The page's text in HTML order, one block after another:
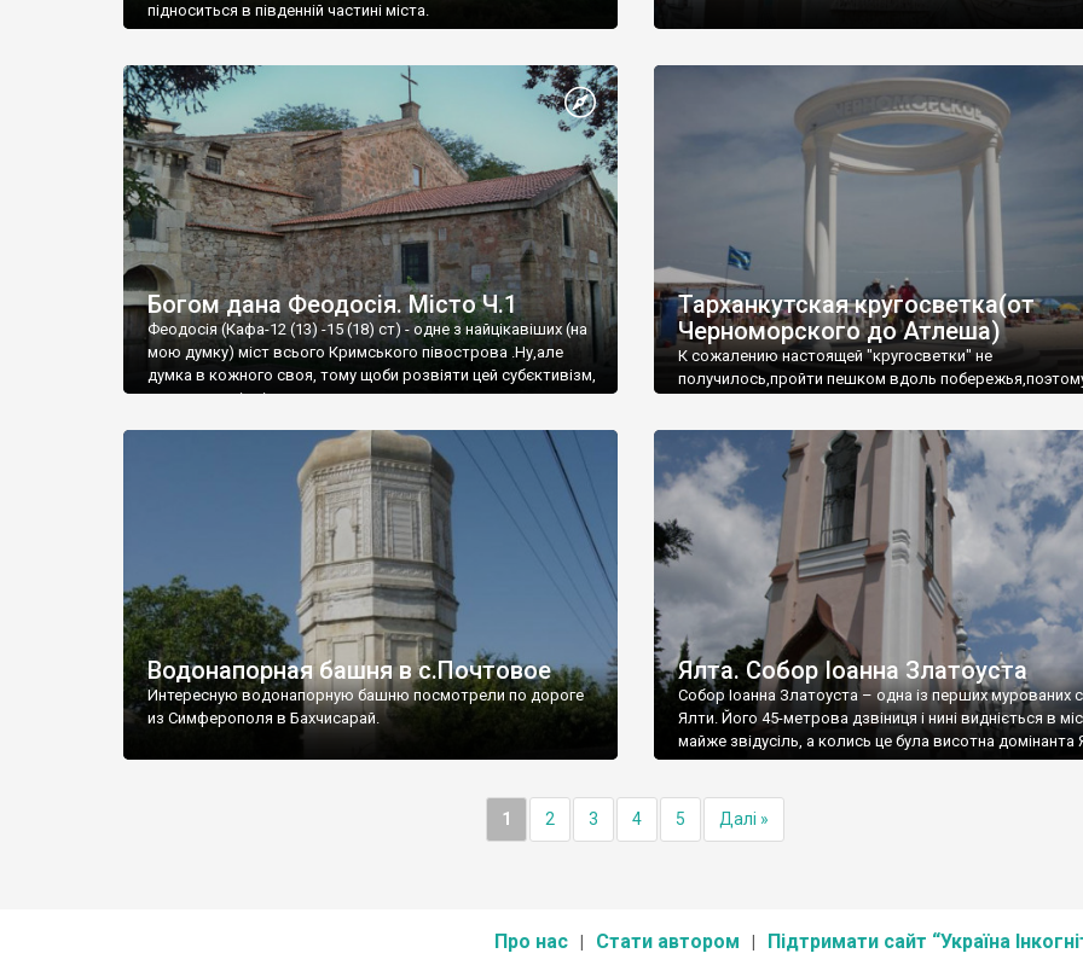
підноситься в південній частині міста.
Богом дана Феодосія. Місто Ч.1
Феодосія (Кафа-12 (13) -15 (18) ст) - одне з найцікавіших (на
мою думку) міст всього Кримського півострова .Ну,але
думка в кожного своя, тому щоби розвіяти цей субєктивізм,
запрошую відвідати це
Тарханкутская кругосветка(от
Черноморского до Атлеша)
К сожалению настоящей "кругосветки" не
получилось,пройти пешком вдоль
Водонапорная башня в с.Почтовое
Интересную водонапорную башню посмотрели по дороге
из Симферополя в Бахчисарай.
Ялта. Собор Іоанна Златоуста
Собор Іоанна Златоуста – одна із перших мурованих
Ялти. Його 45-метрова дзвіниця і нині видніється в
майже звідусіль, а колись це була висотна домінанта
1 2 3 4 5 Далі »
Про нас Стати автором Підтримати сайт “Україна